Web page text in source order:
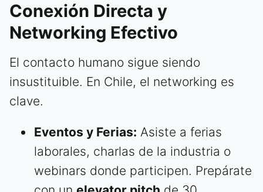
Conexión Directa y
Networking Efectivo
El contacto humano sigue siendo
insustituible. En Chile, el networking es
clave.
Eventos y Ferias: Asiste a ferias
laborales, charlas de la industria o
webinars donde participen. Prepárate